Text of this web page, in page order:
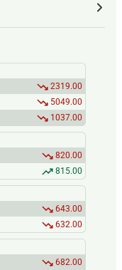
2319.00
5049.00
1037.00
820.00
815.00
643.00
632.00
682.00